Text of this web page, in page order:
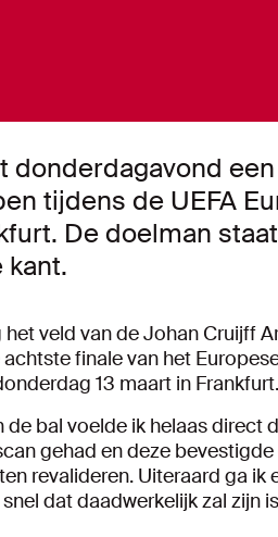
donderdagavond
tijdens de UEFA
De doelman
kant.
veld van de Johan Cruijff
finale van het
13 maart in Frankfurt.
de bal voelde ik helaas direct
gehad en deze
revalideren. Uiteraard ga ik
dat daadwerkelijk zal zijn